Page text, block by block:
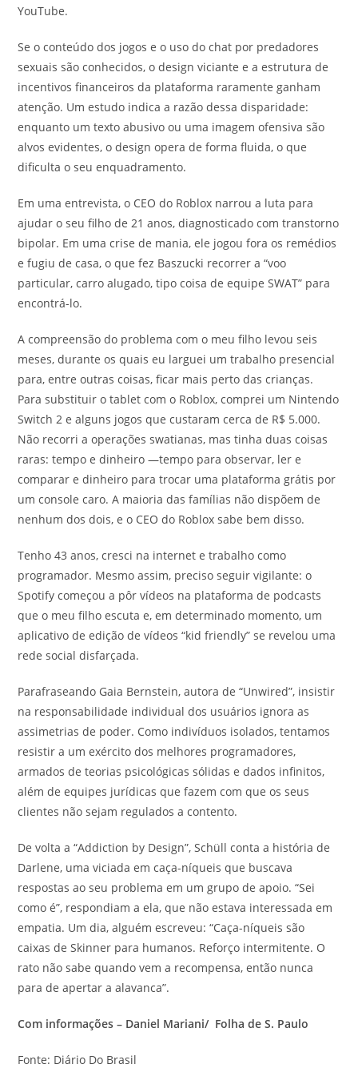
YouTube.
Se o conteúdo dos jogos e o uso do chat por predadores
sexuais são conhecidos, o design viciante e a estrutura de
incentivos financeiros da plataforma raramente ganham
atenção. Um estudo indica a razão dessa disparidade:
enquanto um texto abusivo ou uma imagem ofensiva são
alvos evidentes, o design opera de forma fluida, o que
dificulta o seu enquadramento.
Em uma entrevista, o CEO do Roblox narrou a luta para
ajudar o seu filho de 21 anos, diagnosticado com transtorno
bipolar. Em uma crise de mania, ele jogou fora os remédios
e fugiu de casa, o que fez Baszucki recorrer a “voo
particular, carro alugado, tipo coisa de equipe SWAT” para
encontrá-lo.
A compreensão do problema com o meu filho levou seis
meses, durante os quais eu larguei um trabalho presencial
para, entre outras coisas, ficar mais perto das crianças.
Para substituir o tablet com o Roblox, comprei um Nintendo
Switch 2 e alguns jogos que custaram cerca de R$ 5.000.
Não recorri a operações swatianas, mas tinha duas coisas
raras: tempo e dinheiro —tempo para observar, ler e
comparar e dinheiro para trocar uma plataforma grátis por
um console caro. A maioria das famílias não dispõem de
nenhum dos dois, e o CEO do Roblox sabe bem disso.
Tenho 43 anos, cresci na internet e trabalho como
programador. Mesmo assim, preciso seguir vigilante: o
Spotify começou a pôr vídeos na plataforma de podcasts
que o meu filho escuta e, em determinado momento, um
aplicativo de edição de vídeos “kid friendly” se revelou uma
rede social disfarçada.
Parafraseando Gaia Bernstein, autora de “Unwired”, insistir
na responsabilidade individual dos usuários ignora as
assimetrias de poder. Como indivíduos isolados, tentamos
resistir a um exército dos melhores programadores,
armados de teorias psicológicas sólidas e dados infinitos,
além de equipes jurídicas que fazem com que os seus
clientes não sejam regulados a contento.
De volta a “Addiction by Design”, Schüll conta a história de
Darlene, uma viciada em caça-níqueis que buscava
respostas ao seu problema em um grupo de apoio. “Sei
como é”, respondiam a ela, que não estava interessada em
empatia. Um dia, alguém escreveu: “Caça-níqueis são
caixas de Skinner para humanos. Reforço intermitente. O
rato não sabe quando vem a recompensa, então nunca
para de apertar a alavanca”.
Com informações – Daniel Mariani/ Folha de S. Paulo
Fonte: Diário Do Brasil